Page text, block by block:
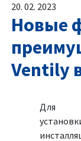
20. 02. 2023
Новые
Ventily
Для